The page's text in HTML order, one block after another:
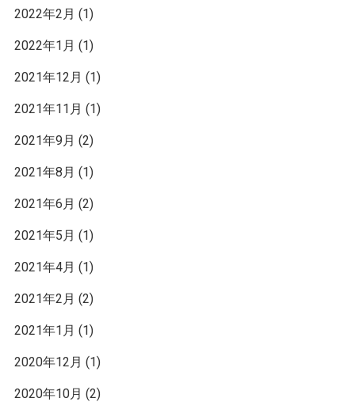
2022年2月 (1)
2022年1月 (1)
2021年12月 (1)
2021年11月 (1)
2021年9月 (2)
2021年8月 (1)
2021年6月 (2)
2021年5月 (1)
2021年4月 (1)
2021年2月 (2)
2021年1月 (1)
2020年12月 (1)
2020年10月 (2)